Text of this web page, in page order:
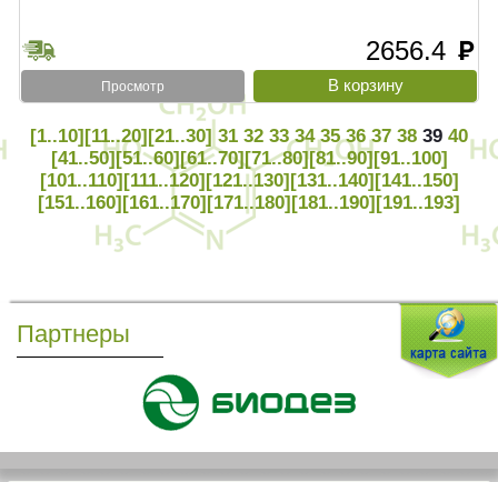
2656.4 руб
Просмотр
[1..10][11..20][21..30] 31 32 33 34 35 36 37 38 39 40
[41..50][51..60][61..70][71..80][81..90][91..100]
[101..110][111..120][121..130][131..140][141..150]
[151..160][161..170][171..180][181..190][191..193]
Партнеры